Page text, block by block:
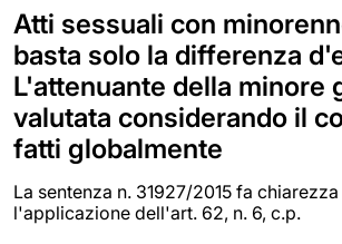
Atti sessuali con
basta solo la differenza
L'attenuante della minore
valutata considerando il
fatti globalmente
La sentenza n. 31927/2015 fa
l'applicazione dell'art. 62, n. 6, c.p.